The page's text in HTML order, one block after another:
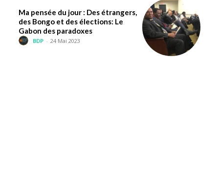
Ma pensée du jour : Des étrangers,
des Bongo et des élections: Le
Gabon des paradoxes
BDP - 24 Mai 2023